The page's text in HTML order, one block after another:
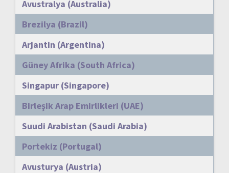
Avustralya (Australia)
Brezilya (Brazil)
Arjantin (Argentina)
Güney Afrika (South Africa)
Singapur (Singapore)
Birleşik Arap Emirlikleri (UAE)
Suudi Arabistan (Saudi Arabia)
Portekiz (Portugal)
Avusturya (Austria)